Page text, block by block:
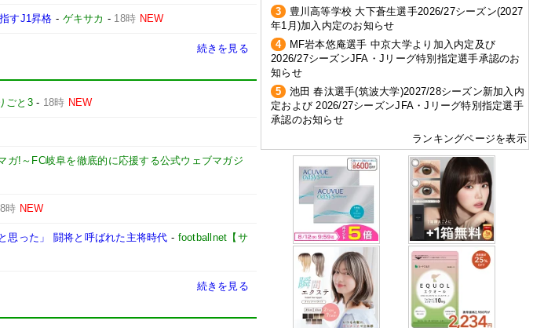
すJ1昇格 - ゲキサカ - 18時 NEW
続きを見る
ごと3 - 18時 NEW
ガ!～FC岐阜を徹底的に応援する公式ウェブマガジ
時 NEW
思った」 闘将と呼ばれた主将時代 - footballnet【サ
続きを見る
3
豊川高等学校 大下蒼生選手2026/27シーズン(2027
年1月)加入内定のお知らせ
4
MF岩本悠庵選手 中京大学より加入内定及び
2026/27シーズンJFA・Jリーグ特別指定選手承認のお
知らせ
5
池田 春汰選手(筑波大学)2027/28シーズン新加入内
定および 2026/27シーズンJFA・Jリーグ特別指定選手
承認のお知らせ
ランキングページを表示